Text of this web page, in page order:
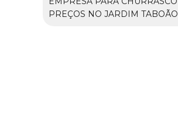
PREÇOS NO JARDIM TABOÃO